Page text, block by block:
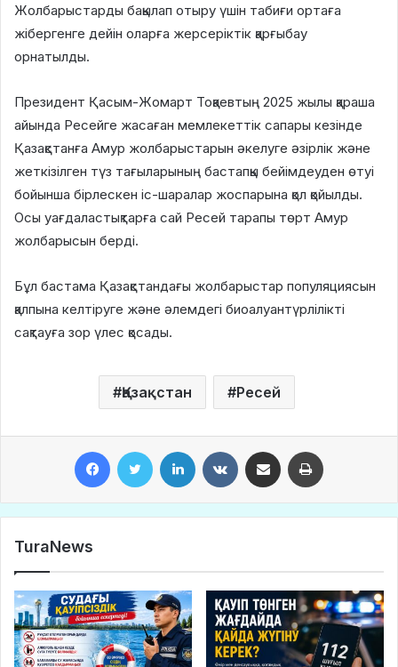
Жолбарыстарды бақылап отыру үшін табиғи ортаға
жібергенге дейін оларға жерсеріктік қарғыбау
орнатылды.
Президент Қасым-Жомарт Тоқаевтың 2025 жылы қараша
айында Ресейге жасаған мемлекеттік сапары кезінде
Қазақстанға Амур жолбарыстарын әкелуге әзірлік және
жеткізілген түз тағыларының бастапқы бейімдеуден өтуі
бойынша бірлескен іс-шаралар жоспарына қол қойылды.
Осы уағдаластықтарға сай Ресей тарапы төрт Амур
жолбарысын берді.
Бұл бастама Қазақстандағы жолбарыстар популяциясын
қалпына келтіруге және әлемдегі биоалуантүрлілікті
сақтауға зор үлес қосады.
Қазақстан Ресей
TuraNews